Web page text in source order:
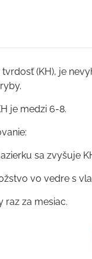
(KH), je
je medzi 6-8.
sa zvyšuje
vo vedre s
raz za mesiac.